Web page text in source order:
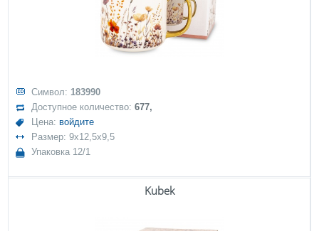
Символ: 183990
Доступное количество:677,
Цена: войдите
Размер: 9x12,5x9,5
Упаковка 12/1
Kubek